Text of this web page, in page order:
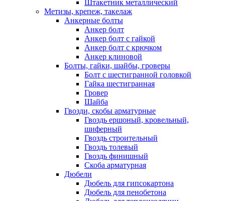
Штакетник металлический
Метизы, крепеж, такелаж
Анкерные болты
Анкер болт
Анкер болт с гайкой
Анкер болт с крючком
Анкер клиновой
Болты, гайки, шайбы, гроверы
Болт c шестигранной головкой
Гайка шестигранная
Гровер
Шайба
Гвозди, скобы арматурные
Гвоздь ершоный, кровельный,
шиферный
Гвоздь строительный
Гвоздь толевый
Гвоздь финишный
Скоба арматурная
Дюбели
Дюбель для гипсокартона
Дюбель для пенобетона